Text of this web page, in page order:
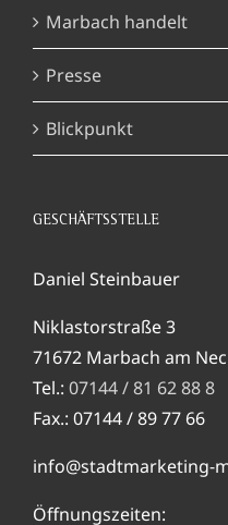
Marbach handelt
Presse
Blickpunkt
GESCHÄFTSSTELLE
Daniel Steinbauer
Niklastorstraße 3
71672 Marbach am
Tel.: 07144 / 81 62 88 8
Fax.: 07144 / 89 77 66
info@stadtmarketing-
Öffnungszeiten: